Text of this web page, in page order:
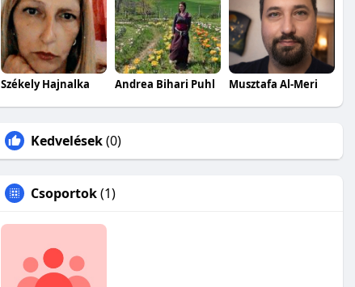
Székely Hajnalka Andrea Bihari Puhl Musztafa Al-Meri
Kedvelések(0)
Csoportok(1)